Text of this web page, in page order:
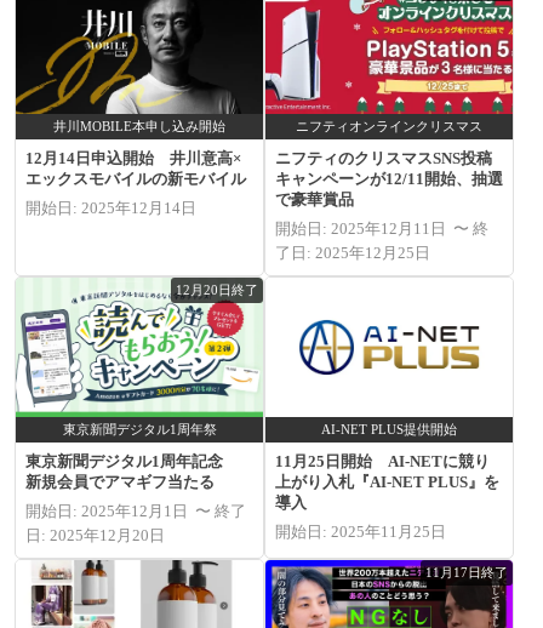
井川MOBILE本申し込み開始
12月14日申込開始 井川意高×
エックスモバイルの新モバイル
開始日: 2025年12月14日
ニフティオンラインクリスマス
ニフティのクリスマスSNS投稿
キャンペーンが12/11開始、抽選
で豪華賞品
開始日: 2025年12月11日 〜 終
了日: 2025年12月25日
12月20日終了
東京新聞デジタル1周年祭
東京新聞デジタル1周年記念
新規会員でアマギフ当たる
開始日: 2025年12月1日 〜 終了
日: 2025年12月20日
AI-NET PLUS提供開始
11月25日開始 AI-NETに競り
上がり入札『AI-NET PLUS』を
導入
開始日: 2025年11月25日
11月17日終了